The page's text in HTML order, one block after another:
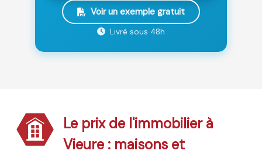
Voir un exemple gratuit
Livré sous 48h
Le prix de l'immobilier à
Vieure : maisons et